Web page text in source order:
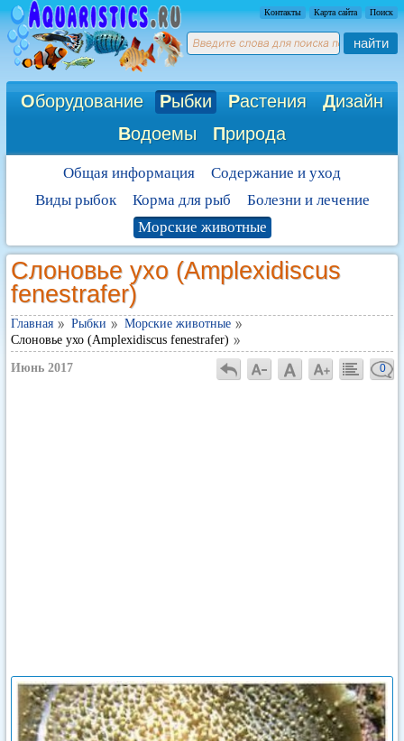
Контакты Карта сайта Поиск
найти
Оборудование Рыбки Растения Дизайн
Водоемы Природа
Общая информация
Содержание и уход
Виды рыбок
Корма для рыб
Болезни и лечение
Морские животные
Слоновье ухо (Amplexidiscus
fenestrafer)
Главная Рыбки
Морские животные
Слоновье ухо (Amplexidiscus fenestrafer)
Июнь 2017 0